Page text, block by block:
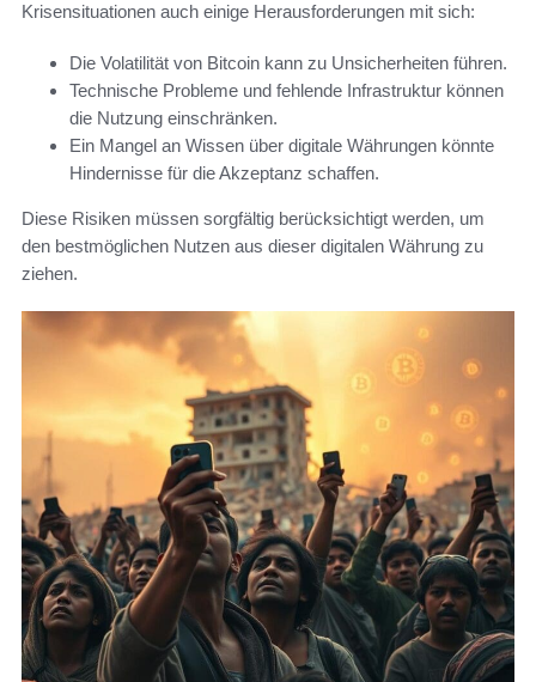
Krisensituationen auch einige Herausforderungen mit sich:
Die Volatilität von Bitcoin kann zu Unsicherheiten führen.
Technische Probleme und fehlende Infrastruktur können
die Nutzung einschränken.
Ein Mangel an Wissen über digitale Währungen könnte
Hindernisse für die Akzeptanz schaffen.
Diese Risiken müssen sorgfältig berücksichtigt werden, um
den bestmöglichen Nutzen aus dieser digitalen Währung zu
ziehen.